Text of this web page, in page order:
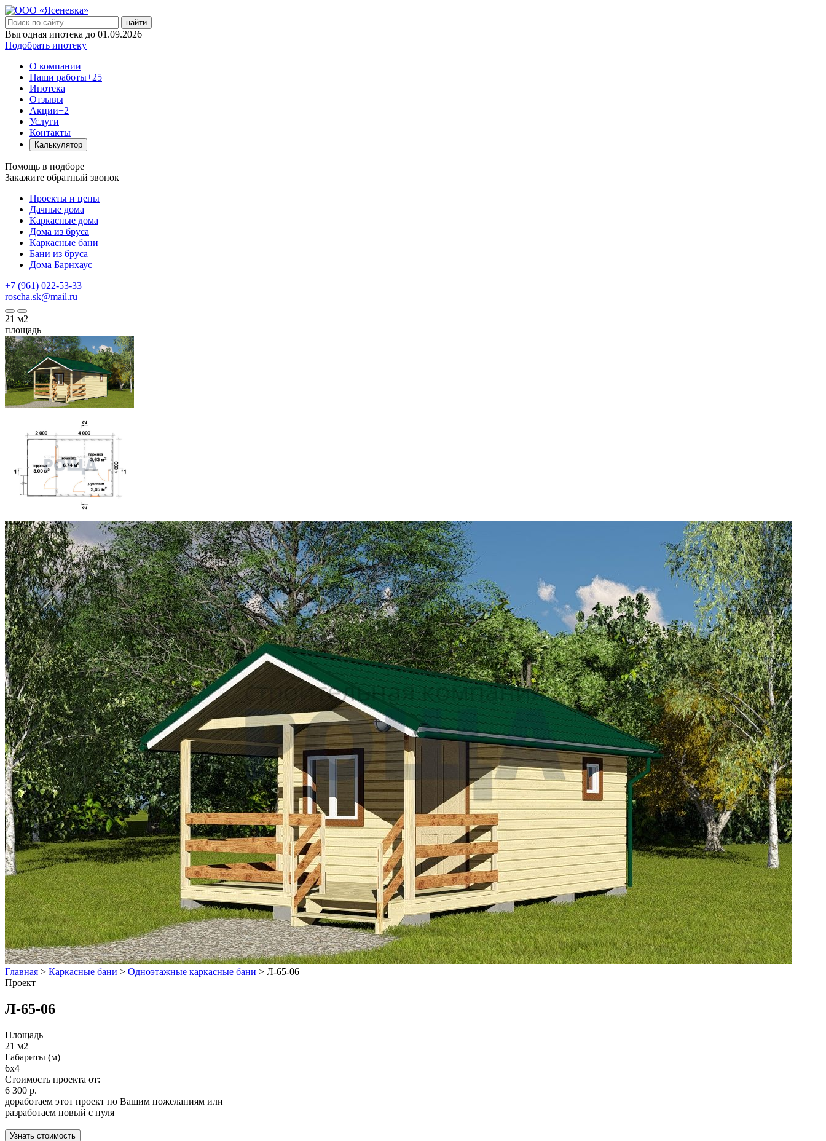
найти
Выгодная ипотека до 01.09.2026
Подобрать ипотеку
О компании
Наши работы+25
Ипотека
Отзывы
Акции+2
Услуги
Контакты
Калькулятор
Помощь в подборе
Закажите обратный звонок
Проекты и цены
Дачные дома
Каркасные дома
Дома из бруса
Каркасные бани
Бани из бруса
Дома Барнхаус
+7 (961) 022-53-33
roscha.sk@mail.ru
21 м2
площадь
Главная > Каркасные бани > Одноэтажные каркасные бани > Л-65-06
Проект
Л-65-06
Площадь
21 м2
Габариты (м)
6x4
Стоимость проекта от:
6 300 р.
доработаем этот проект по Вашим пожеланиям или
разработаем новый с нуля
Узнать стоимость